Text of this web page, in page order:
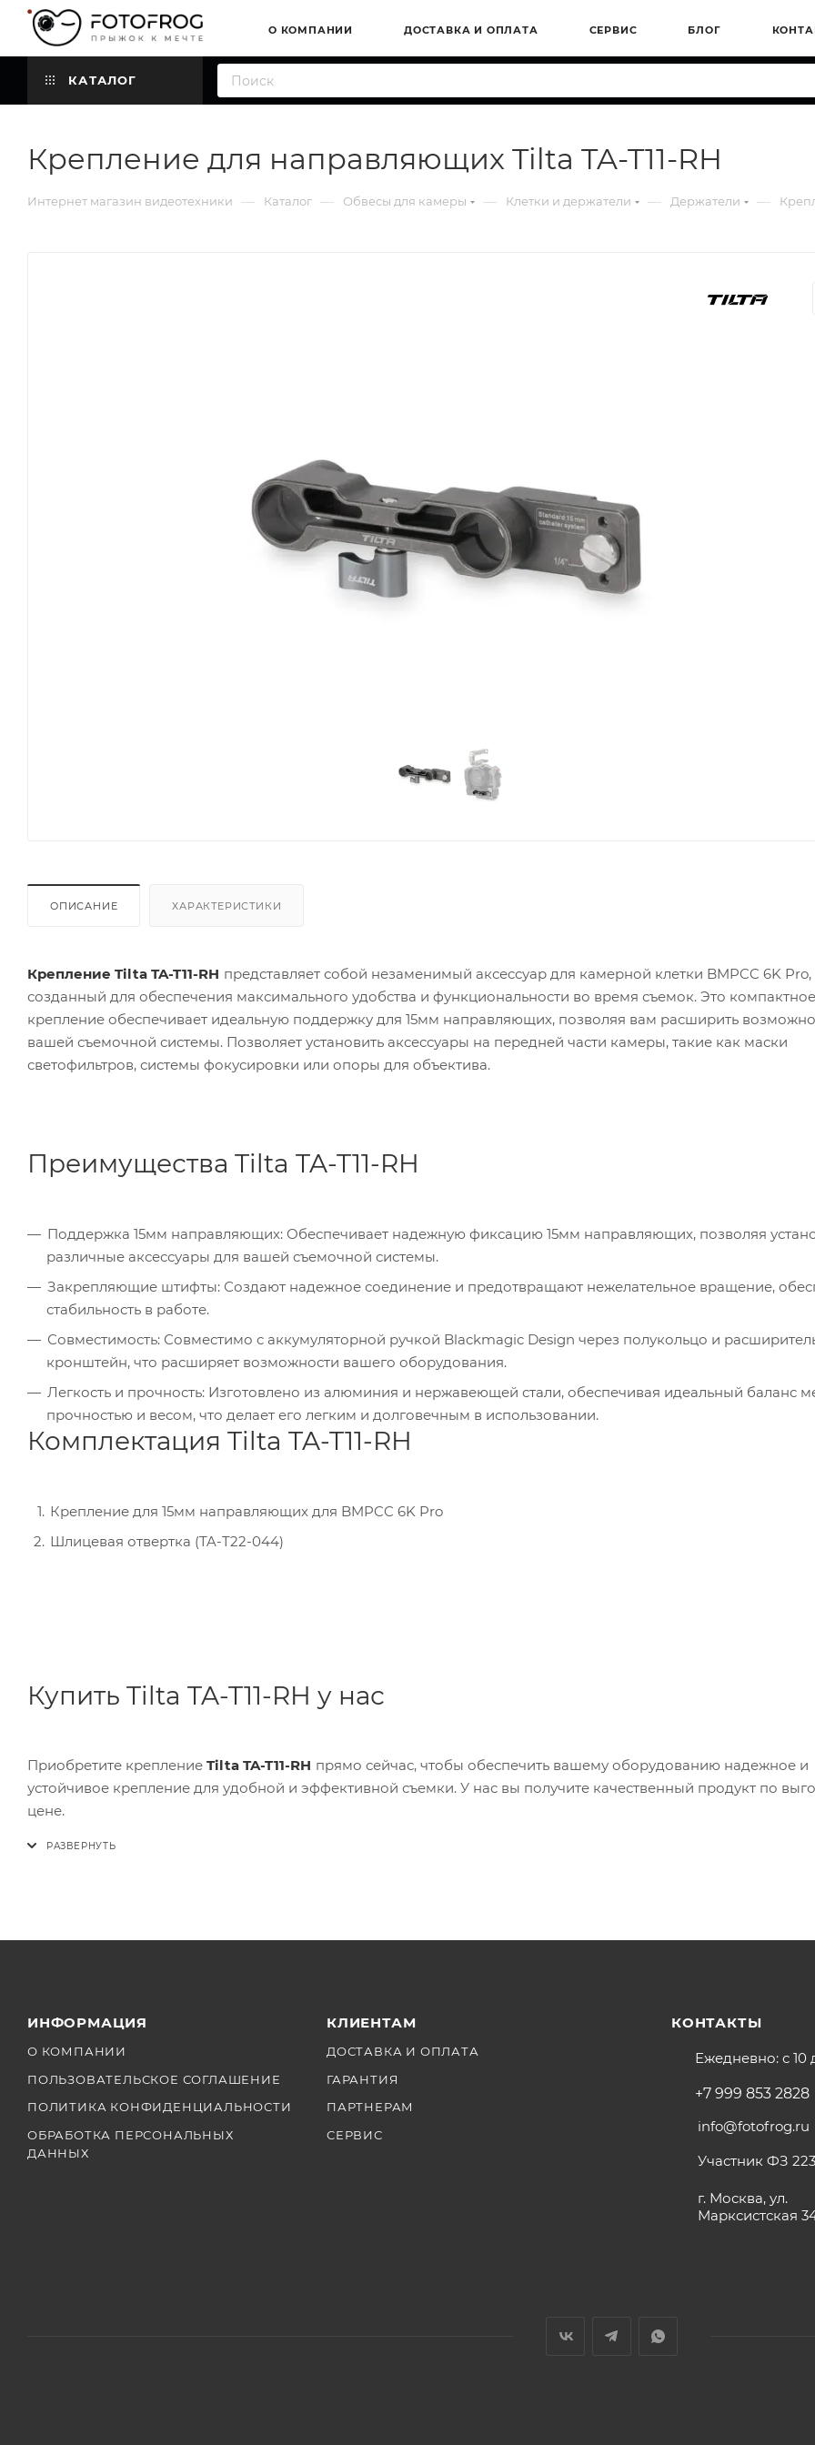
О КОМПАНИИ ДОСТАВКА И ОПЛАТА СЕРВИС БЛОГ
КАТАЛОГ
Крепление для направляющих Tilta TA-T11-RH
Интернет магазин видеотехники — Каталог — Обвесы для камеры — Клетки и держатели — Держатели —
ОПИСАНИЕ ХАРАКТЕРИСТИКИ
Крепление Tilta TA-T11-RH представляет собой незаменимый аксессуар для камерной клетки BMPCC 6K Pro,
созданный для обеспечения максимального удобства и функциональности во время съемок. Это компактное
крепление обеспечивает идеальную поддержку для 15мм направляющих, позволяя вам расширить
вашей съемочной системы. Позволяет установить аксессуары на передней части камеры, такие как маски
светофильтров, системы фокусировки или опоры для объектива.
Преимущества Tilta TA-T11-RH
Поддержка 15мм направляющих: Обеспечивает надежную фиксацию 15мм направляющих, позволяя
различные аксессуары для вашей съемочной системы.
Закрепляющие штифты: Создают надежное соединение и предотвращают нежелательное вращение,
стабильность в работе.
Совместимость: Совместимо с аккумуляторной ручкой Blackmagic Design через полукольцо и
кронштейн, что расширяет возможности вашего оборудования.
Легкость и прочность: Изготовлено из алюминия и нержавеющей стали, обеспечивая идеальный баланс
прочностью и весом, что делает его легким и долговечным в использовании.
Комплектация Tilta TA-T11-RH
Крепление для 15мм направляющих для BMPCC 6K Pro
Шлицевая отвертка (TA-T22-044)
Купить Tilta TA-T11-RH у нас
Приобретите крепление Tilta TA-T11-RH прямо сейчас, чтобы обеспечить вашему оборудованию надежное и
устойчивое крепление для удобной и эффективной съемки. У нас вы получите качественный продукт по
цене.
ИНФОРМАЦИЯ
О КОМПАНИИ
ПОЛЬЗОВАТЕЛЬСКОЕ СОГЛАШЕНИЕ
ПОЛИТИКА КОНФИДЕНЦИАЛЬНОСТИ
ОБРАБОТКА ПЕРСОНАЛЬНЫХ
ДАННЫХ
КЛИЕНТАМ
ДОСТАВКА И ОПЛАТА
ГАРАНТИЯ
ПАРТНЕРАМ
СЕРВИС
КОНТАКТЫ
Ежедневно: с 10
+7 999 853 2828
info@fotofrog.ru
Участник ФЗ
г. Москва, ул.
Марксистская